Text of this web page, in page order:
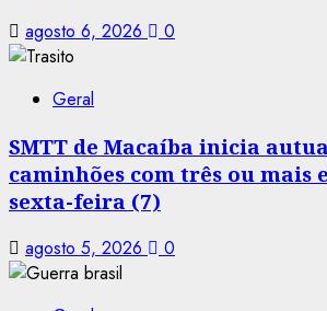
agosto 6, 2026 0
Geral
SMTT de Macaíba inicia
caminhões com três ou mais
sexta-feira (7)
agosto 5, 2026 0